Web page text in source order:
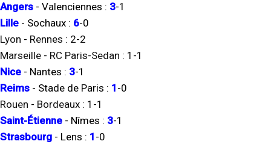
Angers - Valenciennes : 3-1
Lille - Sochaux : 6-0
Lyon - Rennes : 2-2
Marseille - RC Paris-Sedan : 1 -1
Nice - Nantes : 3-1
Reims - Stade de Paris : 1 -0
Rouen - Bordeaux : 1 -1
Saint-Étienne - Nîmes : 3-1
Strasbourg - Lens : 1 -0